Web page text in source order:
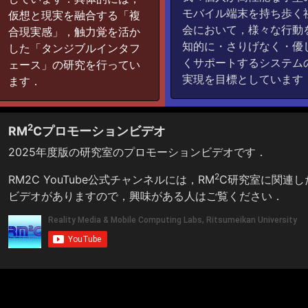
仮想と現実を融合する「複
合現実感」，触力覚を活か
した「タンジブルインタフ
ェース」の研究を行ってい
ます．
モバイル端末を持ち歩く
会において，様々な行動
知的に・さりげなく・優
くサポートするシステム
実現を目標としています
RM2Cプロモーションビデオ
2025年度版の研究室のプロモーションビデオです．
RM2C YouTube公式チャンネルには，RM2C研究室に関連し
ビデオがありますので，興味がある人はご覧ください．